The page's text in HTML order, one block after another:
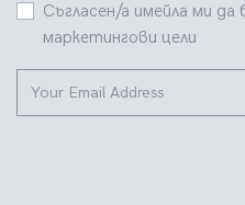
Съгласен/а имейла ми да
маркетингови цели